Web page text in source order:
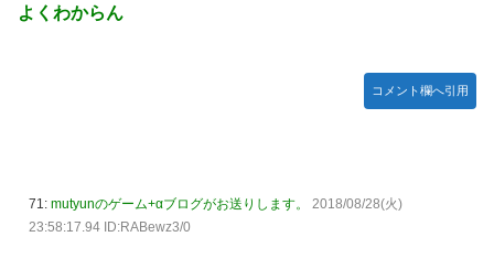
よくわからん
コメント欄へ引用
71: mutyunのゲーム+αブログがお送りします。
2018/08/28(火)
23:58:17.94 ID:RABewz3/0